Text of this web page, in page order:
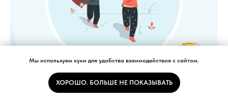
Мы участвуем в акции “Один для всех”
Мы используем куки для удобства взаимодействия с сайтом.
ХОРОШО. БОЛЬШЕ НЕ ПОКАЗЫВАТЬ